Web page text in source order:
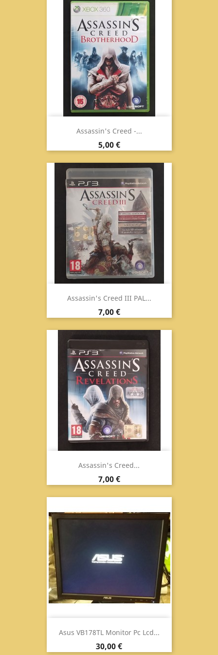
Assassin's Creed -...
Prezzo
5,00 €
Assassin's Creed III PAL...
Prezzo
7,00 €
Assassin's Creed...
Prezzo
7,00 €
Asus VB178TL Monitor Pc Lcd...
Prezzo
30,00 €